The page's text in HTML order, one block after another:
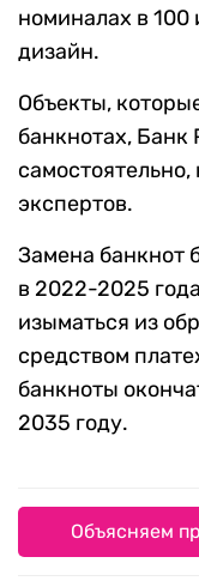
номиналах в 100
дизайн.
Объекты,
банкнотах, Банк
экспертов.
Замена банкнот
в 2022-2025
изыматься из
средством
банкноты
2035 году.
Объясняем